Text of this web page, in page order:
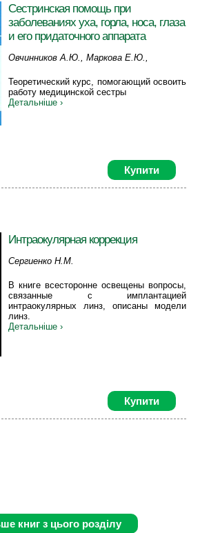
Сестринская помощь при
заболеваниях уха, горла, носа, глаза
и его придаточного аппарата
Овчинников А.Ю., Маркова Е.Ю.,
Теоретический курс, помогающий освоить
работу медицинской сестры
Детальніше ›
Купити
Интраокулярная коррекция
Сергиенко Н.М.
В книге всесторонне освещены вопросы,
связанные с имплантацией
интраокулярных линз, описаны модели
линз.
Детальніше ›
Купити